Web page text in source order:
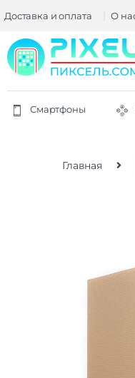
Доставка и оплата О
Смартфоны
Главная